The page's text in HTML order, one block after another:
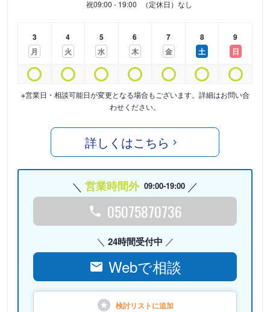
祝09:00 - 19:00 （定休日）なし
3
月
4
火
5
水
6
木
7
金
8
土
9
日
※営業日・相談可能日が変更となる場合もございます。詳細はお問い合
わせください。
詳しくはこちら
営業時間外 09:00-19:00
05075870736
24時間受付中
Webで相談
検討リストに追加